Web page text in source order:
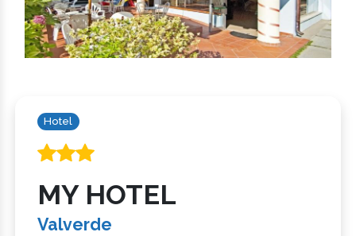
Hotel
MY HOTEL
Valverde